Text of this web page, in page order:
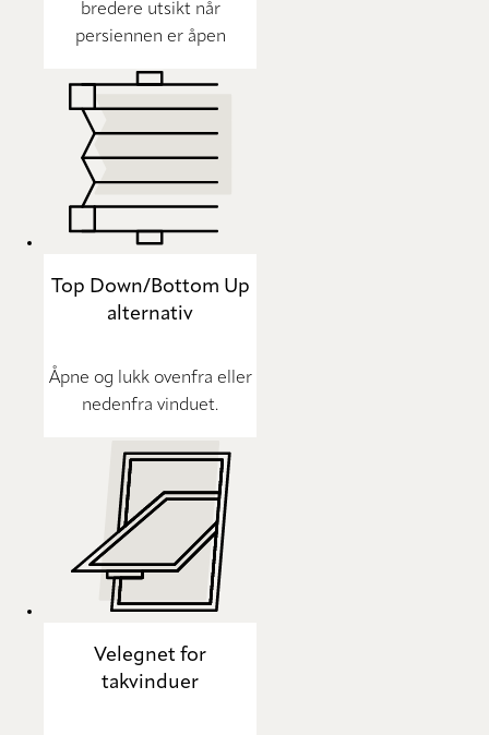
bredere utsikt når
persiennen er åpen
Top Down/Bottom Up
alternativ
Åpne og lukk ovenfra eller
nedenfra vinduet.
Velegnet for
takvinduer